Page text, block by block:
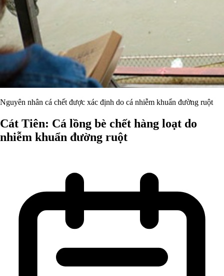
Nguyên nhân cá chết được xác định do cá nhiễm khuẩn đường ruột
Cát Tiên: Cá lồng bè chết hàng loạt do
nhiễm khuẩn đường ruột